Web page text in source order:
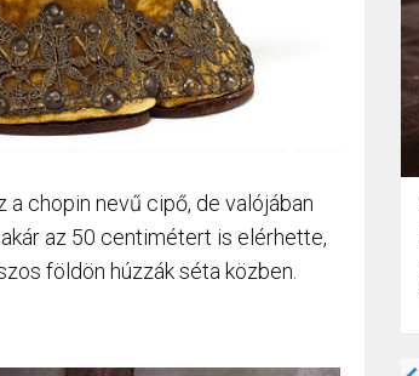
a chopin nevű cipő, de valójában
az 50 centimétert is elérhette,
földön húzzák séta közben.